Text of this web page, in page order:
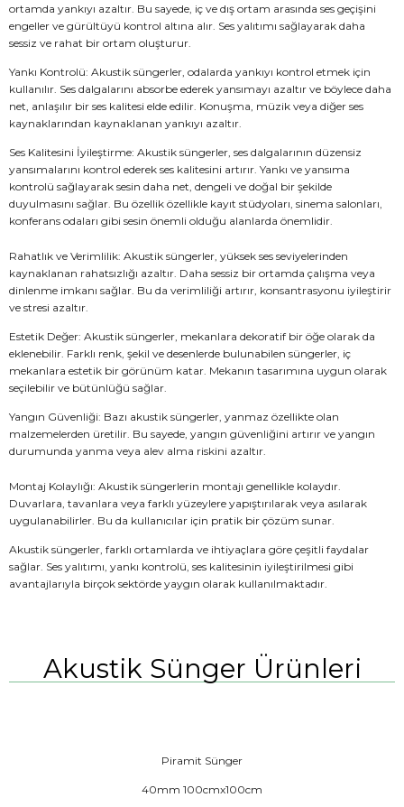
ortamda yankıyı azaltır. Bu sayede, iç ve dış ortam arasında ses geçişini
engeller ve gürültüyü kontrol altına alır. Ses yalıtımı sağlayarak daha
sessiz ve rahat bir ortam oluşturur.
Yankı Kontrolü: Akustik süngerler, odalarda yankıyı kontrol etmek için
kullanılır. Ses dalgalarını absorbe ederek yansımayı azaltır ve böylece daha
net, anlaşılır bir ses kalitesi elde edilir. Konuşma, müzik veya diğer ses
kaynaklarından kaynaklanan yankıyı azaltır.
Ses Kalitesini İyileştirme: Akustik süngerler, ses dalgalarının düzensiz
yansımalarını kontrol ederek ses kalitesini artırır. Yankı ve yansıma
kontrolü sağlayarak sesin daha net, dengeli ve doğal bir şekilde
duyulmasını sağlar. Bu özellik özellikle kayıt stüdyoları, sinema salonları,
konferans odaları gibi sesin önemli olduğu alanlarda önemlidir.
Rahatlık ve Verimlilik: Akustik süngerler, yüksek ses seviyelerinden
kaynaklanan rahatsızlığı azaltır. Daha sessiz bir ortamda çalışma veya
dinlenme imkanı sağlar. Bu da verimliliği artırır, konsantrasyonu iyileştirir
ve stresi azaltır.
Estetik Değer: Akustik süngerler, mekanlara dekoratif bir öğe olarak da
eklenebilir. Farklı renk, şekil ve desenlerde bulunabilen süngerler, iç
mekanlara estetik bir görünüm katar. Mekanın tasarımına uygun olarak
seçilebilir ve bütünlüğü sağlar.
Yangın Güvenliği: Bazı akustik süngerler, yanmaz özellikte olan
malzemelerden üretilir. Bu sayede, yangın güvenliğini artırır ve yangın
durumunda yanma veya alev alma riskini azaltır.
Montaj Kolaylığı: Akustik süngerlerin montajı genellikle kolaydır.
Duvarlara, tavanlara veya farklı yüzeylere yapıştırılarak veya asılarak
uygulanabilirler. Bu da kullanıcılar için pratik bir çözüm sunar.
Akustik süngerler, farklı ortamlarda ve ihtiyaçlara göre çeşitli faydalar
sağlar. Ses yalıtımı, yankı kontrolü, ses kalitesinin iyileştirilmesi gibi
avantajlarıyla birçok sektörde yaygın olarak kullanılmaktadır.
Akustik Sünger Ürünleri
Piramit Sünger
40mm 100cmx100cm